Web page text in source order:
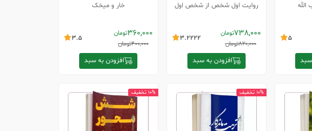
5
سبد
روایت اول شخص از شخص اول
738,000تومان
820,000تومان
3.2222
افزودن به سبد
خار و میخک
360,000تومان
400,000تومان
3.5
افزودن به سبد
10% تخفیف 10% تخفیف